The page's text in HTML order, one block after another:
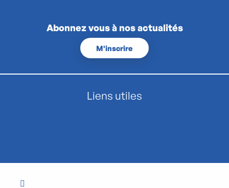
Abonnez vous à nos actualités
M'inscrire
Liens utiles